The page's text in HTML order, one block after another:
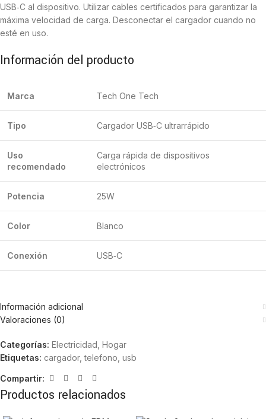
USB‑C al dispositivo. Utilizar cables certificados para garantizar la
máxima velocidad de carga. Desconectar el cargador cuando no
esté en uso.
Información del producto
Marca Tech One Tech
Tipo Cargador USB‑C ultrarrápido
Uso
recomendado
Carga rápida de dispositivos
electrónicos
Potencia 25W
Color Blanco
Conexión USB‑C
Información adicional
Valoraciones (0)
Categorías: Electricidad Hogar
Etiquetas: cargador, telefono usb
Compartir:
Productos relacionados